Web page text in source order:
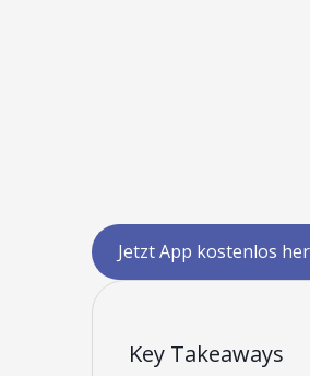
Jetzt App kostenlos
Key Takeaways